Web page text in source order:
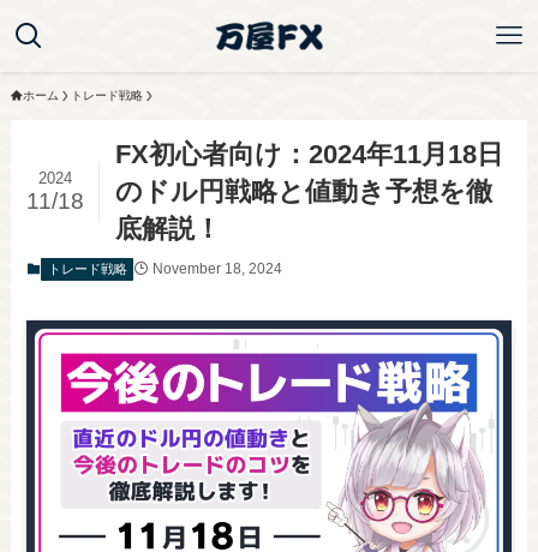
ホーム トレード戦略
FX初心者向け：2024年11月18日
のドル円戦略と値動き予想を徹
底解説！
2024
11/18
トレード戦略 November 18, 2024